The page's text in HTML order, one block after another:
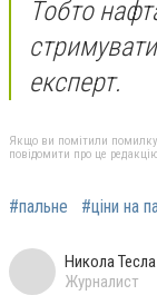
Тобто
експерт.
Якщо ви помітили помилку,
повідомити про це
#пальне #ціни на
Никола Тесла
Журналист